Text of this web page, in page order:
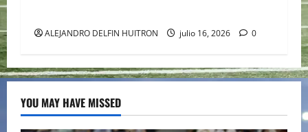
ALEJANDRO DELFIN HUITRON julio 16, 2026 0
YOU MAY HAVE MISSED